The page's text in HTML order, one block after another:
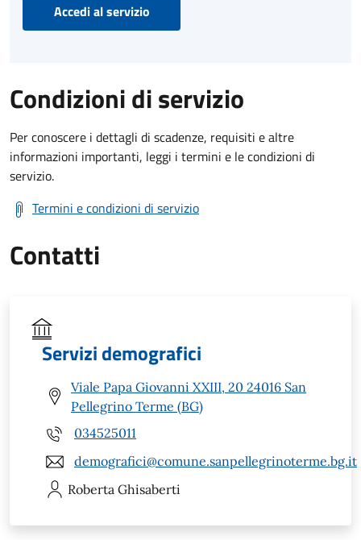
Accedi al servizio
Condizioni di servizio
Per conoscere i dettagli di scadenze, requisiti e altre
informazioni importanti, leggi i termini e le condizioni di
servizio.
Termini e condizioni di servizio
Contatti
Servizi demografici
Viale Papa Giovanni XXIII, 20 24016 San
Pellegrino Terme (BG)
034525011
demografici@comune.sanpellegrinoterme.bg.it
Roberta Ghisaberti